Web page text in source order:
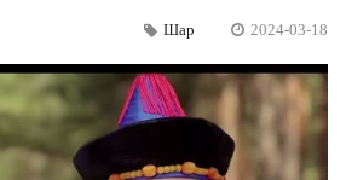
Шар 2024-03-18